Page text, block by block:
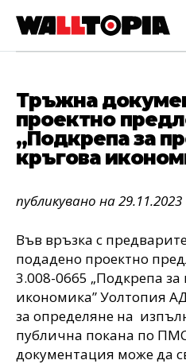
English
Тръжна
проектно
„Подкрепа за
кръгова
публикувано на 29.11.2023
Във връзка с
подадено проектно
3.008-0665 „Подкрепа
икономика” Уолтопия
за определяне на
публична покана по
документация може да